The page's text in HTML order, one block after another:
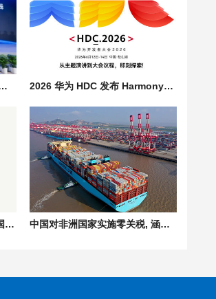
方国产8.6代AMOLED柔性显示屏量产 2026 华为 HDC 发布 HarmonyOS 7, 全场景智能操作系统迈入 Agent 时代
李强会见随同特朗普访华的美国工商界代表，共话中美经贸合作 中国对非洲国家实施零关税, 涵盖非洲进口农产品/矿产资源/工业品等全品类